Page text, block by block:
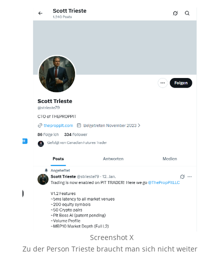
Screenshot X
Zu der Person Trieste braucht man sich nicht weiter